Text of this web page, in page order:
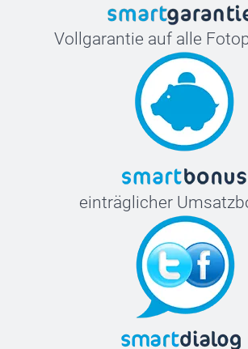
Vollgarantie auf alle
einträglicher